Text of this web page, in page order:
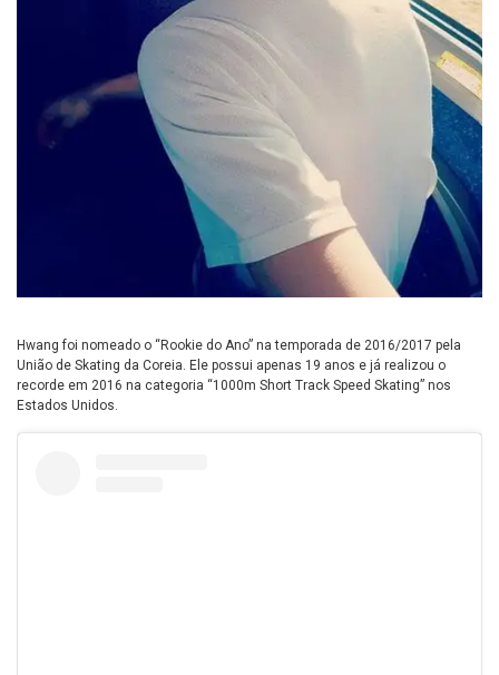
Hwang foi nomeado o “Rookie do Ano” na temporada de 2016/2017 pela
União de Skating da Coreia. Ele possui apenas 19 anos e já realizou o
recorde em 2016 na categoria “1000m Short Track Speed Skating” nos
Estados Unidos.